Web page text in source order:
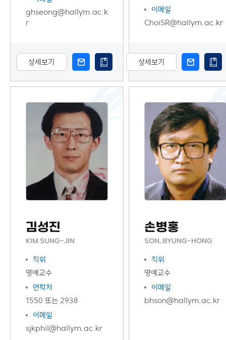
ghseong@hallym.ac.k
r
상세보기
이메일
ChoiSR@hallym.ac.kr
상세보기
김성진
KIM SUNG-JIN
직위
명예교수
연락처
1550 또는 2938
이메일
sjkphil@hallym.ac.kr
손병홍
SON, BYUNG-HONG
직위
명예교수
이메일
bhson@hallym.ac.kr